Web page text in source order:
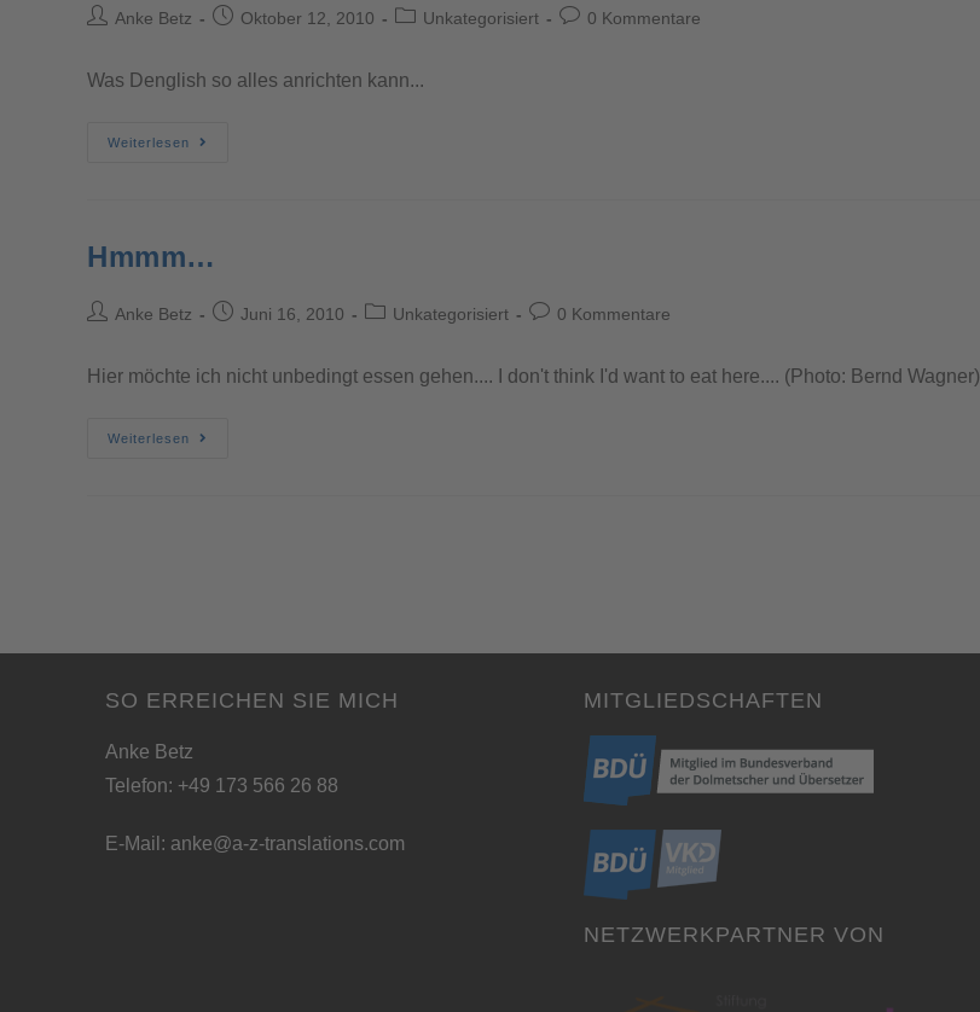
Anke Betz Oktober 12, 2010 Unkategorisiert 0 Kommentare
Was Denglish so alles anrichten kann...
Weiterlesen
Hmmm…
Anke Betz Juni 16, 2010 Unkategorisiert 0 Kommentare
Hier möchte ich nicht unbedingt essen gehen.... I don't think I'd want to eat here.... (Photo: Bernd Wagner)
Weiterlesen
SO ERREICHEN SIE MICH
Anke Betz
Telefon: +49 173 566 26 88
E-Mail: anke@a-z-translations.com
MITGLIEDSCHAFTEN
NETZWERKPARTNER VON